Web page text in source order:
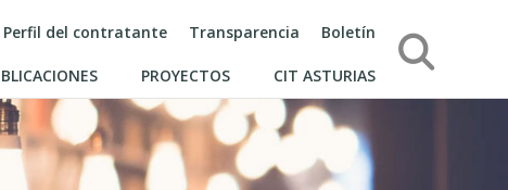
Perfil del contratante Transparencia Boletín
PROYECTOS CIT ASTURIAS
Búsqueda